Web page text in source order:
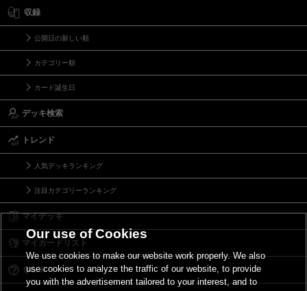
収録
公開日の新しい順
カテゴリー順
カード誕生日
デッキ検索
トレンド
人気デッキランキング
注目カテゴリーランキング
マイデッキ
マイカードリスト
Ｑ＆Ａ
Our use of Cookies
We use cookies to make our website work properly. We also
use cookies to analyze the traffic of our website, to provide
you with the advertisement tailored to your interest, and to